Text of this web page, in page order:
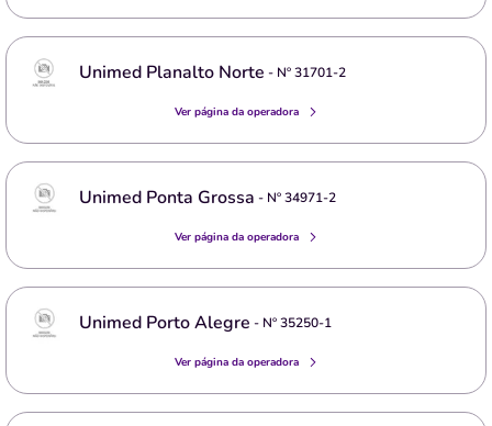
Unimed Planalto Norte - Nº31701-2
Ver página da operadora
Unimed Ponta Grossa - Nº34971-2
Ver página da operadora
Unimed Porto Alegre - Nº35250-1
Ver página da operadora